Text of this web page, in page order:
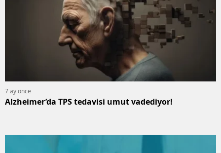
7 ay önce
Alzheimer’da TPS tedavisi umut vadediyor!